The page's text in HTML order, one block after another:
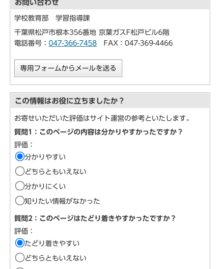
お問い合わせ
学校教育部 学習指導課
千葉県松戸市根本356番地 京葉ガスF松戸ビル6階
電話番号： 047-366-7458 FAX：047-369-4466
専用フォームからメールを送る
この情報はお役に立ちましたか？
お寄せいただいた評価はサイト運営の参考といたします。
質問1：このページの内容は分かりやすかったですか？
評価：
分かりやすい
どちらともいえない
分かりにくい
知りたい情報がなかった
質問2：このページはたどり着きやすかったですか？
評価：
たどり着きやすい
どちらともいえない